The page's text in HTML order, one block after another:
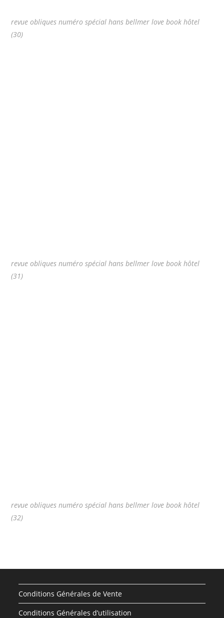
revue obliques numéro spécial hans bellmer love book hôtel
(30)
revue obliques numéro spécial hans bellmer love book hôtel
(31)
revue obliques numéro spécial hans bellmer love book hôtel
(32)
Conditions Générales de Vente
Conditions Générales d’utilisation